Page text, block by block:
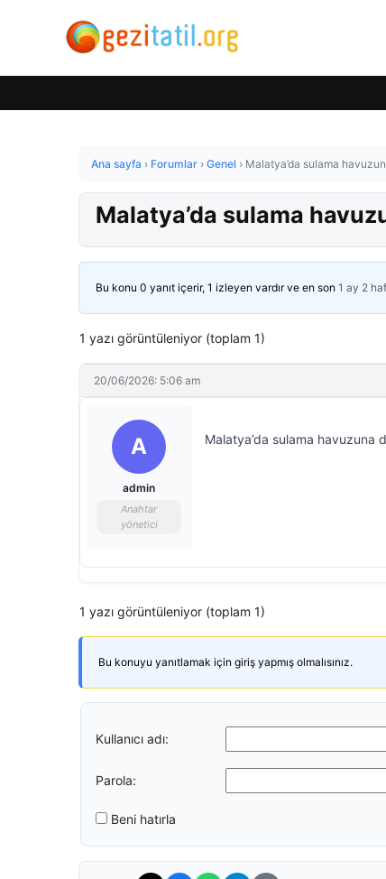
Ana sayfa › Forumlar › Genel › Malatya’da sulama
Malatya’da sulama
Bu konu 0 yanıt içerir, 1 izleyen vardır ve en son 1 ay 2
1 yazı görüntüleniyor (toplam 1)
20/06/2026: 5:06 am
A
admin
Anahtar
yönetici
Malatya’da sulama havuzuna
1 yazı görüntüleniyor (toplam 1)
Bu konuyu yanıtlamak için giriş yapmış olmalısınız.
Kullanıcı adı:
Parola:
Beni hatırla